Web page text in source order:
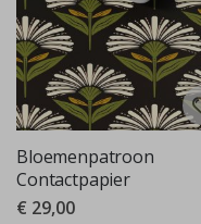
Bloemenpatroon
Contactpapier
€ 29,00